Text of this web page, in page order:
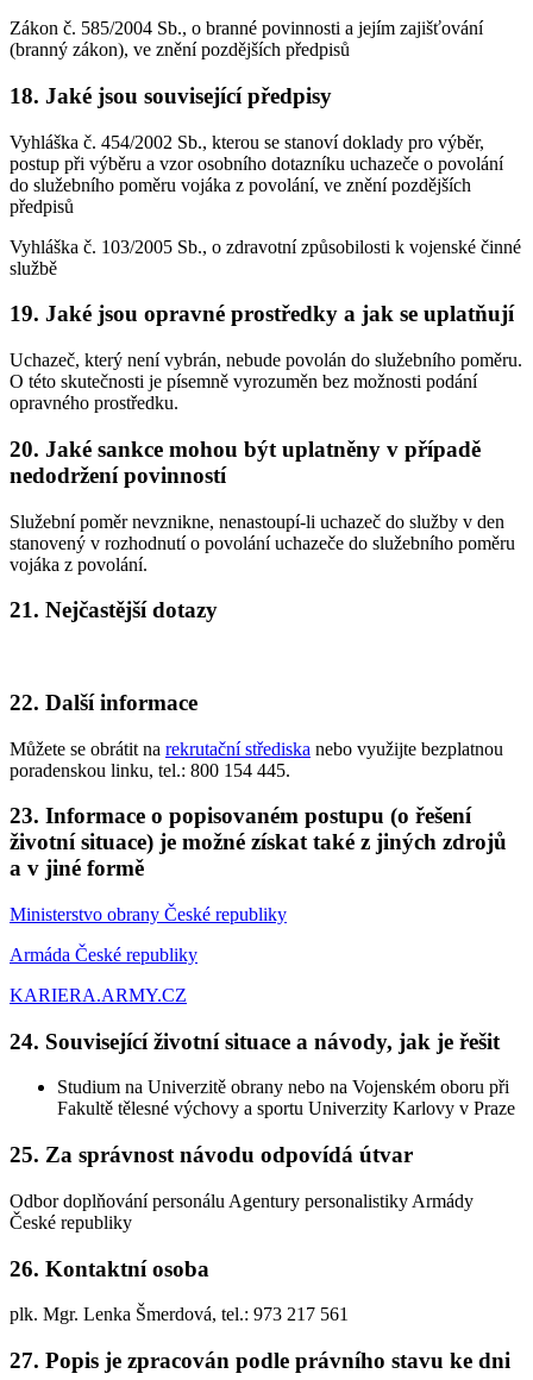
Zákon č. 585/2004 Sb., o branné povinnosti a jejím zajišťování
(branný zákon), ve znění pozdějších předpisů
18. Jaké jsou související předpisy
Vyhláška č. 454/2002 Sb., kterou se stanoví doklady pro výběr,
postup při výběru a vzor osobního dotazníku uchazeče o povolání
do služebního poměru vojáka z povolání, ve znění pozdějších
předpisů
Vyhláška č. 103/2005 Sb., o zdravotní způsobilosti k vojenské činné
službě
19. Jaké jsou opravné prostředky a jak se uplatňují
Uchazeč, který není vybrán, nebude povolán do služebního poměru.
O této skutečnosti je písemně vyrozuměn bez možnosti podání
opravného prostředku.
20. Jaké sankce mohou být uplatněny v případě
nedodržení povinností
Služební poměr nevznikne, nenastoupí-li uchazeč do služby v den
stanovený v rozhodnutí o povolání uchazeče do služebního poměru
vojáka z povolání.
21. Nejčastější dotazy
22. Další informace
Můžete se obrátit na rekrutační střediska nebo využijte bezplatnou
poradenskou linku, tel.: 800 154 445.
23. Informace o popisovaném postupu (o řešení
životní situace) je možné získat také z jiných zdrojů
a v jiné formě
Ministerstvo obrany České republiky
Armáda České republiky
KARIERA.ARMY.CZ
24. Související životní situace a návody, jak je řešit
Studium na Univerzitě obrany nebo na Vojenském oboru při
Fakultě tělesné výchovy a sportu Univerzity Karlovy v Praze
25. Za správnost návodu odpovídá útvar
Odbor doplňování personálu Agentury personalistiky Armády
České republiky
26. Kontaktní osoba
plk. Mgr. Lenka Šmerdová, tel.: 973 217 561
27. Popis je zpracován podle právního stavu ke dni